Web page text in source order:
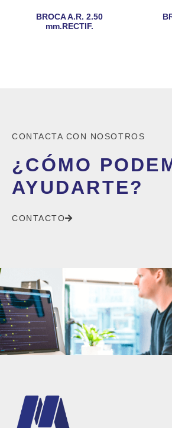
BROCA A.R. 2.50
mm.RECTIF.
CONTACTA CON NOSOTROS
¿CÓMO
AYUDARTE?
CONTACTO